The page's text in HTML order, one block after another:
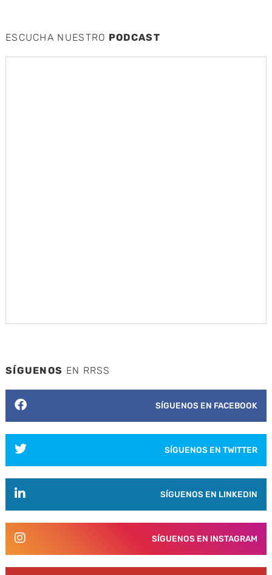
ESCUCHA NUESTRO PODCAST
SÍGUENOS EN RRSS
SÍGUENOS EN FACEBOOK
SÍGUENOS EN TWITTER
SÍGUENOS EN LINKEDIN
SÍGUENOS EN INSTAGRAM